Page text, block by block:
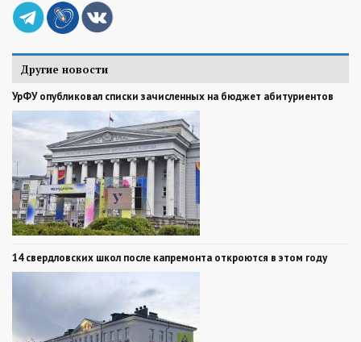
Другие новости
УрФУ опубликовал списки зачисленных на бюджет абитуриентов
14 свердловских школ после капремонта откроются в этом году